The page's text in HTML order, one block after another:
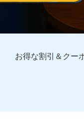
お得な割引＆クー